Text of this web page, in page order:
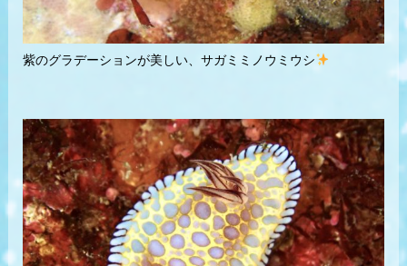
紫のグラデーションが美しい、サガミミノウミウシ